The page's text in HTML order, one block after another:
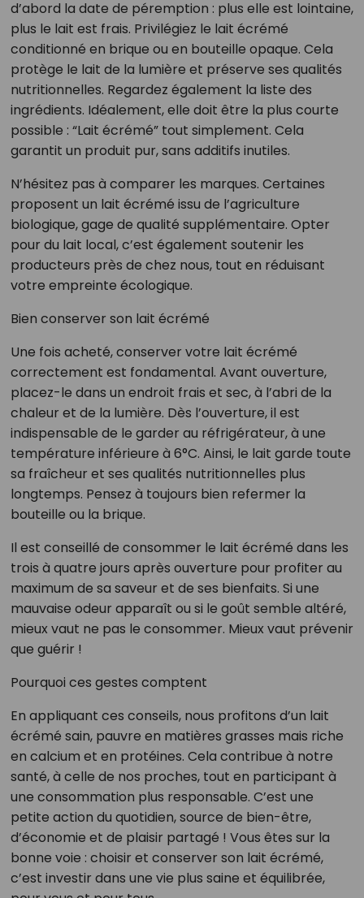
d’abord la date de péremption : plus elle est lointaine,
plus le lait est frais. Privilégiez le lait écrémé
conditionné en brique ou en bouteille opaque. Cela
protège le lait de la lumière et préserve ses qualités
nutritionnelles. Regardez également la liste des
ingrédients. Idéalement, elle doit être la plus courte
possible : “Lait écrémé” tout simplement. Cela
garantit un produit pur, sans additifs inutiles.
N’hésitez pas à comparer les marques. Certaines
proposent un lait écrémé issu de l’agriculture
biologique, gage de qualité supplémentaire. Opter
pour du lait local, c’est également soutenir les
producteurs près de chez nous, tout en réduisant
votre empreinte écologique.
Bien conserver son lait écrémé
Une fois acheté, conserver votre lait écrémé
correctement est fondamental. Avant ouverture,
placez-le dans un endroit frais et sec, à l’abri de la
chaleur et de la lumière. Dès l’ouverture, il est
indispensable de le garder au réfrigérateur, à une
température inférieure à 6°C. Ainsi, le lait garde toute
sa fraîcheur et ses qualités nutritionnelles plus
longtemps. Pensez à toujours bien refermer la
bouteille ou la brique.
Il est conseillé de consommer le lait écrémé dans les
trois à quatre jours après ouverture pour profiter au
maximum de sa saveur et de ses bienfaits. Si une
mauvaise odeur apparaît ou si le goût semble altéré,
mieux vaut ne pas le consommer. Mieux vaut prévenir
que guérir !
Pourquoi ces gestes comptent
En appliquant ces conseils, nous profitons d’un lait
écrémé sain, pauvre en matières grasses mais riche
en calcium et en protéines. Cela contribue à notre
santé, à celle de nos proches, tout en participant à
une consommation plus responsable. C’est une
petite action du quotidien, source de bien-être,
d’économie et de plaisir partagé ! Vous êtes sur la
bonne voie : choisir et conserver son lait écrémé,
c’est investir dans une vie plus saine et équilibrée,